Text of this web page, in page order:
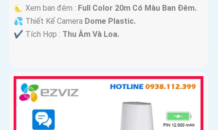
🌜 Xem ban đêm : Full Color 20m Có Màu Ban Ðêm.
💦 Thiết Kế Camera Dome Plastic.
️✔️ Tích Hợp : Thu Âm Và Loa.